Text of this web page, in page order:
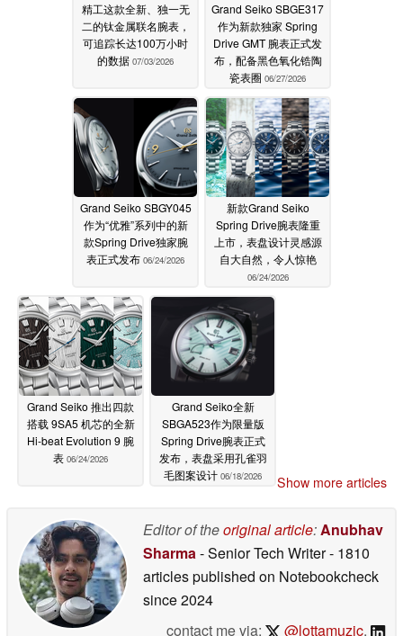
精工这款全新、独一无
二的钛金属联名腕表，
可追踪长达100万小时
的数据 07/03/2026
Grand Seiko SBGE317
作为新款独家 Spring
Drive GMT 腕表正式发
布，配备黑色氧化锆陶
瓷表圈 06/27/2026
Grand Seiko SBGY045
作为“优雅”系列中的新
款Spring Drive独家腕
表正式发布 06/24/2026
新款Grand Seiko
Spring Drive腕表隆重
上市，表盘设计灵感源
自大自然，令人惊艳
06/24/2026
Grand Seiko 推出四款
搭载 9SA5 机芯的全新
Hi-beat Evolution 9 腕
表 06/24/2026
Grand Seiko全新
SBGA523作为限量版
Spring Drive腕表正式
发布，表盘采用孔雀羽
毛图案设计 06/18/2026 Show more articles
Editor of theoriginal article:Anubhav
Sharma- Senior Tech Writer- 1810
articles published on Notebookcheck
since 2024
contact me via:
@lottamuzic,